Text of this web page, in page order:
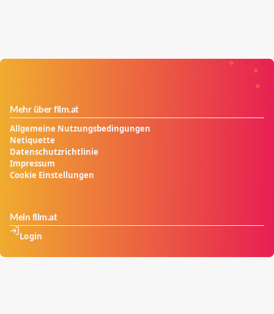
Mehr über film.at
Allgemeine Nutzungsbedingungen
Netiquette
Datenschutzrichtlinie
Impressum
Cookie Einstellungen
Mein film.at
Login